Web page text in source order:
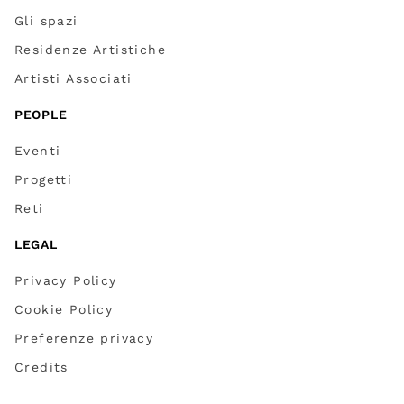
Gli spazi
Residenze Artistiche
Artisti Associati
PEOPLE
Eventi
Progetti
Reti
LEGAL
Privacy Policy
Cookie Policy
Preferenze privacy
Credits